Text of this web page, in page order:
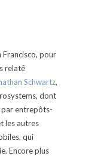
Francisco, pour
relaté
Schwartz,
dont
par entrepôts-
les autres
qui
Encore plus